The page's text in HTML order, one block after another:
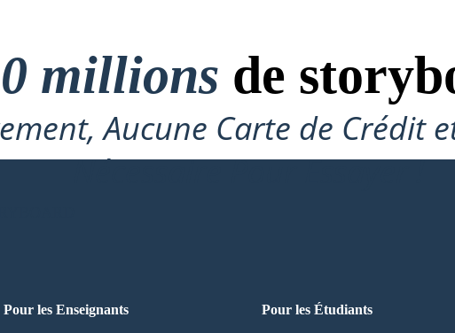
millions de
Aucune Carte de Crédit
Nécessaire Pour Essayer !
Pour les Étudiants
Pour les Enseignants